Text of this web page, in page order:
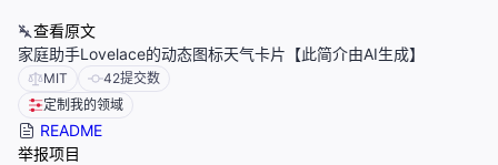
查看原文
家庭助手Lovelace的动态图标天气卡片【此简介由AI生成】
MIT 42提交数
定制我的领域
README
举报项目